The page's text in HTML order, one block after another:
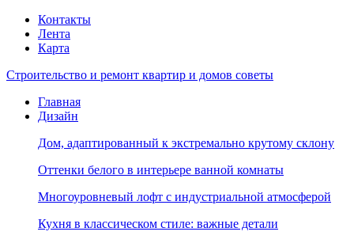
Контакты
Лента
Карта
Строительство и ремонт квартир и домов советы
Главная
Дизайн
Дом, адаптированный к экстремально крутому склону
Оттенки белого в интерьере ванной комнаты
Многоуровневый лофт с индустриальной атмосферой
Кухня в классическом стиле: важные детали